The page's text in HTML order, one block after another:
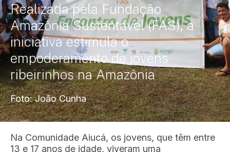
Realizada pela Fundação
Amazônia Sustentável (FAS), a
iniciativa estimula o
empoderamento de jovens
ribeirinhos na Amazônia
Foto: João Cunha
Na Comunidade Aiucá, os jovens, que têm entre
13 e 17 anos de idade, viveram uma